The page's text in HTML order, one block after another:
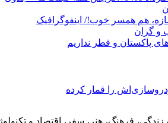
و گران
پاکستان و قطر نداریم
را قمار کرده
سال ۱۳۹۵ در زمینه سبک زندگی، فرهنگ، هنر،